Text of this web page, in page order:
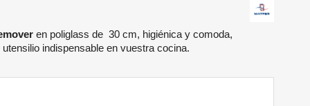
en poliglass de 30 cm, higiénica y comoda,
indispensable en vuestra cocina.